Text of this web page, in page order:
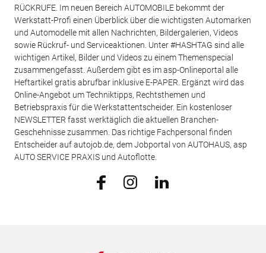
RÜCKRUFE. Im neuen Bereich AUTOMOBILE bekommt der
Werkstatt-Profi einen Überblick über die wichtigsten Automarken
und Automodelle mit allen Nachrichten, Bildergalerien, Videos
sowie Rückruf- und Serviceaktionen. Unter #HASHTAG sind alle
wichtigen Artikel, Bilder und Videos zu einem Themenspecial
zusammengefasst. Außerdem gibt es im asp-Onlineportal alle
Heftartikel gratis abrufbar inklusive E-PAPER. Ergänzt wird das
Online-Angebot um Techniktipps, Rechtsthemen und
Betriebspraxis für die Werkstattentscheider. Ein kostenloser
NEWSLETTER fasst werktäglich die aktuellen Branchen-
Geschehnisse zusammen. Das richtige Fachpersonal finden
Entscheider auf autojob.de, dem Jobportal von AUTOHAUS, asp
AUTO SERVICE PRAXIS und Autoflotte.